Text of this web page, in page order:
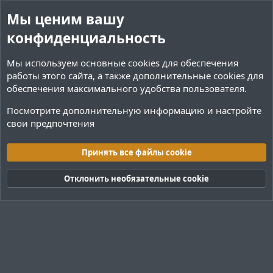
Cookies Тёмная (2020)
Русский (RU)
Обратная связь
Условия и правила
Политика конфиденциальности
Помощь
R
Мы ценим вашу
конфиденциальность
Мы используем основные cookies для обеспечения
работы этого сайта, а также дополнительные cookies для
обеспечения максимального удобства пользователя.
Посмотрите дополнительную информацию и настройте
свои предпочтения
Принять все файлы cookie
Отклонить необязательные cookie